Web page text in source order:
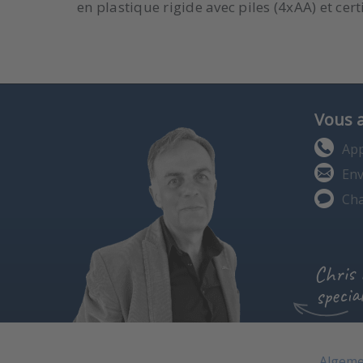
en plastique rigide avec piles (4xAA) et
Vous
Chris